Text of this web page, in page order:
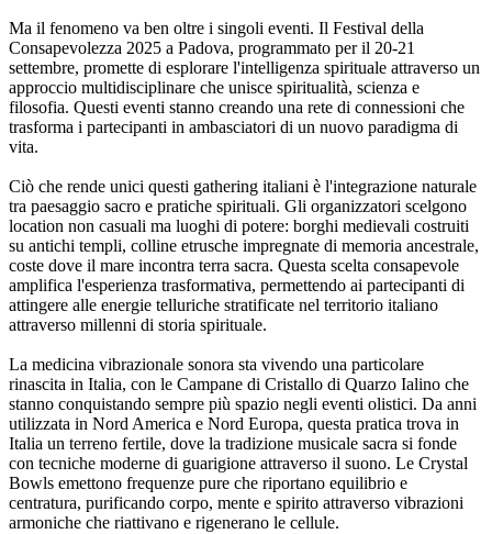
Ma il fenomeno va ben oltre i singoli eventi. Il Festival della
Consapevolezza 2025 a Padova, programmato per il 20-21
settembre, promette di esplorare l'intelligenza spirituale attraverso un
approccio multidisciplinare che unisce spiritualità, scienza e
filosofia. Questi eventi stanno creando una rete di connessioni che
trasforma i partecipanti in ambasciatori di un nuovo paradigma di
vita.
Ciò che rende unici questi gathering italiani è l'integrazione naturale
tra paesaggio sacro e pratiche spirituali. Gli organizzatori scelgono
location non casuali ma luoghi di potere: borghi medievali costruiti
su antichi templi, colline etrusche impregnate di memoria ancestrale,
coste dove il mare incontra terra sacra. Questa scelta consapevole
amplifica l'esperienza trasformativa, permettendo ai partecipanti di
attingere alle energie telluriche stratificate nel territorio italiano
attraverso millenni di storia spirituale.
La medicina vibrazionale sonora sta vivendo una particolare
rinascita in Italia, con le Campane di Cristallo di Quarzo Ialino che
stanno conquistando sempre più spazio negli eventi olistici. Da anni
utilizzata in Nord America e Nord Europa, questa pratica trova in
Italia un terreno fertile, dove la tradizione musicale sacra si fonde
con tecniche moderne di guarigione attraverso il suono. Le Crystal
Bowls emettono frequenze pure che riportano equilibrio e
centratura, purificando corpo, mente e spirito attraverso vibrazioni
armoniche che riattivano e rigenerano le cellule.